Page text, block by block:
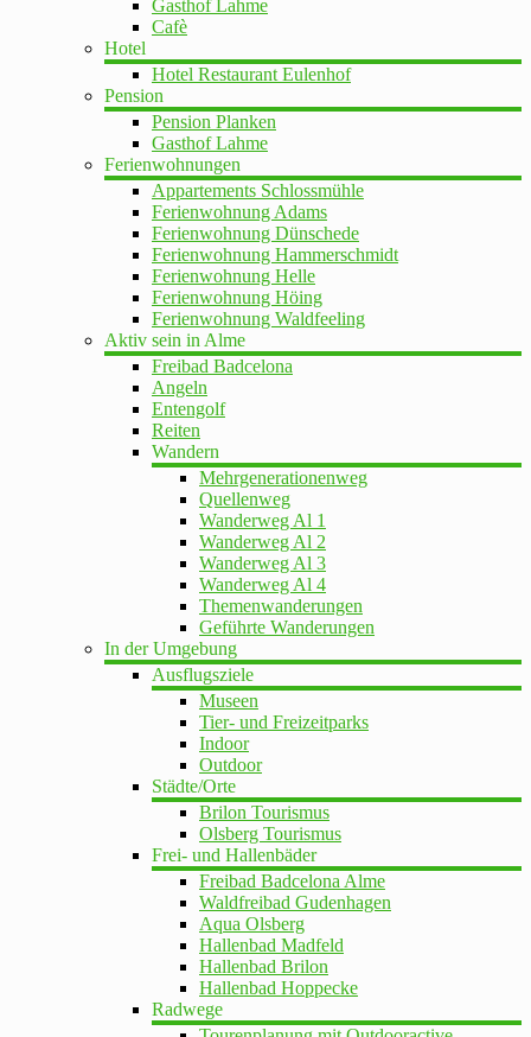
Gasthof Lahme
Cafè
Hotel
Hotel Restaurant Eulenhof
Pension
Pension Planken
Gasthof Lahme
Ferienwohnungen
Appartements Schlossmühle
Ferienwohnung Adams
Ferienwohnung Dünschede
Ferienwohnung Hammerschmidt
Ferienwohnung Helle
Ferienwohnung Höing
Ferienwohnung Waldfeeling
Aktiv sein in Alme
Freibad Badcelona
Angeln
Entengolf
Reiten
Wandern
Mehrgenerationenweg
Quellenweg
Wanderweg Al 1
Wanderweg Al 2
Wanderweg Al 3
Wanderweg Al 4
Themenwanderungen
Geführte Wanderungen
In der Umgebung
Ausflugsziele
Museen
Tier- und Freizeitparks
Indoor
Outdoor
Städte/Orte
Brilon Tourismus
Olsberg Tourismus
Frei- und Hallenbäder
Freibad Badcelona Alme
Waldfreibad Gudenhagen
Aqua Olsberg
Hallenbad Madfeld
Hallenbad Brilon
Hallenbad Hoppecke
Radwege